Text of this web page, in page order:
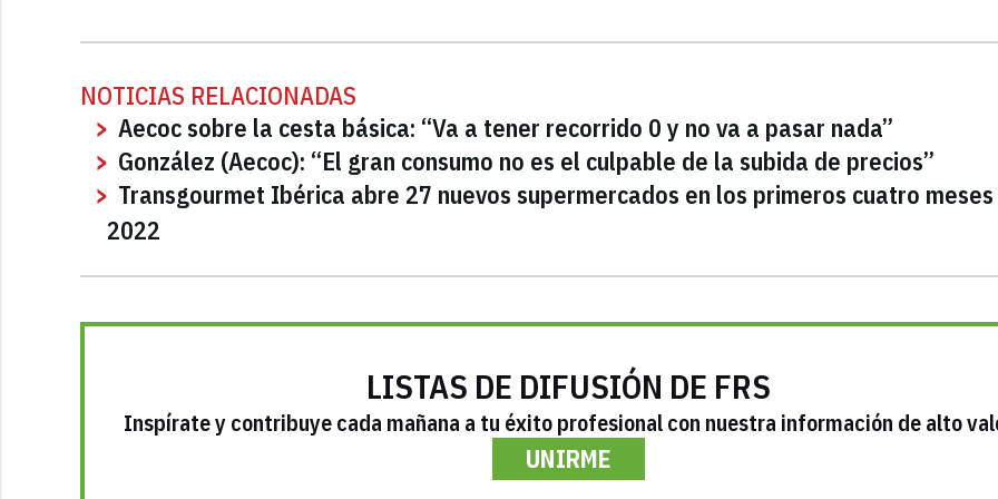
NOTICIAS RELACIONADAS
Aecoc sobre la cesta básica: “Va a tener recorrido 0 y no va a pasar nada”
González (Aecoc): “El gran consumo no es el culpable de la subida de precios”
Transgourmet Ibérica abre 27 nuevos supermercados en los primeros cuatro
2022
LISTAS DE DIFUSIÓN DE FRS
Inspírate y contribuye cada mañana a tu éxito profesional con nuestra información de alto
UNIRME